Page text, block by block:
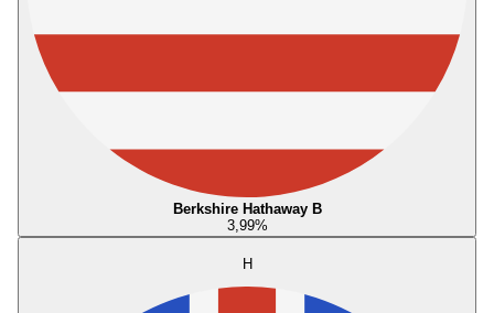
Berkshire Hathaway B
3,99%
H